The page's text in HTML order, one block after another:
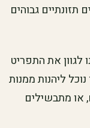
גבוהים
לגוון את התפריט
ליהנות ממנות
או מתבשילים